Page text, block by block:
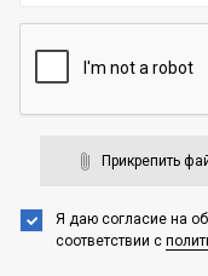
Прикрепить
Я даю согласие на
соответствии с